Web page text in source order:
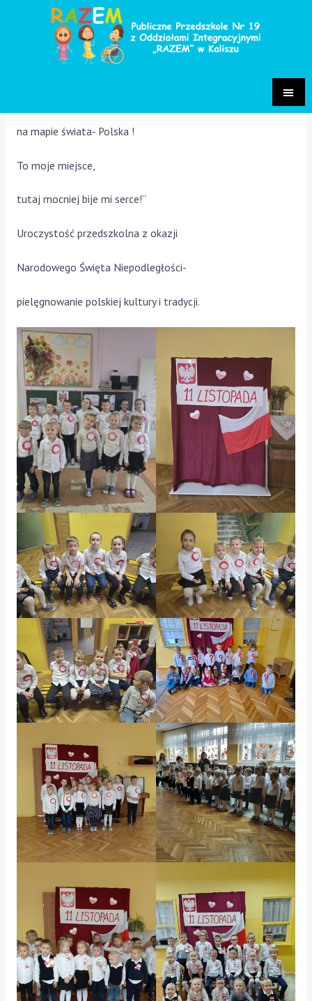
Święto Niepodległości
na mapie świata- Polska !
To moje miejsce,
tutaj mocniej bije mi serce!”
Uroczystość przedszkolna z okazji
Narodowego Święta Niepodległości-
pielęgnowanie polskiej kultury i tradycji.